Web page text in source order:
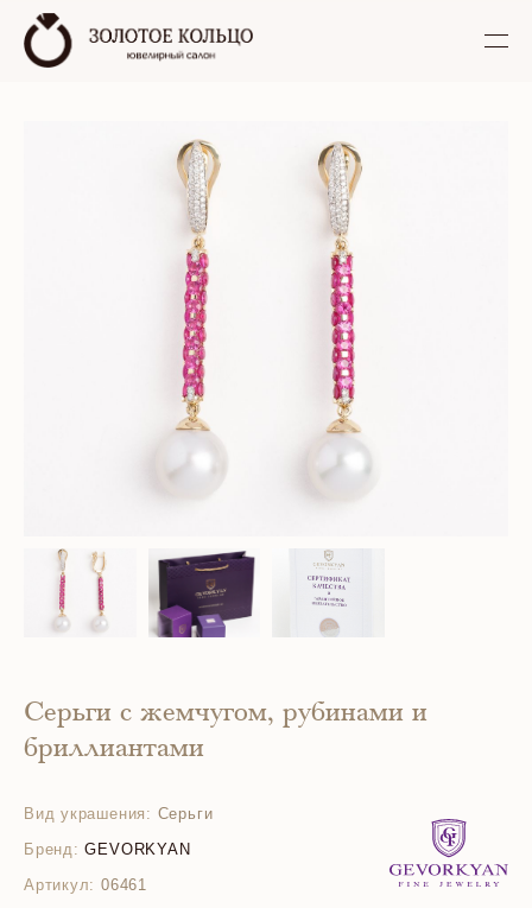
Серьги с жемчугом, рубинами и
бриллиантами
Вид украшения: Серьги
Бренд: GEVORKYAN
Артикул: 06461